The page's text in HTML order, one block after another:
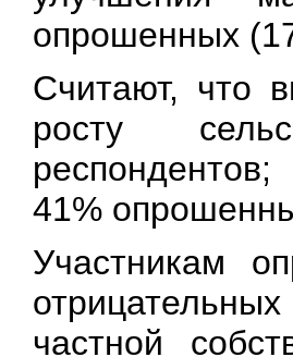
опрошенных
Считают, что
росту
41%
Участникам
частной